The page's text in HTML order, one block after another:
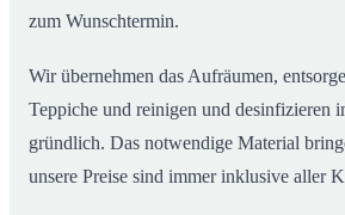
zum Wunschtermin.
Wir übernehmen das Aufräumen,
Teppiche und reinigen und desinfizieren
gründlich. Das notwendige Material
unsere Preise sind immer inklusive aller